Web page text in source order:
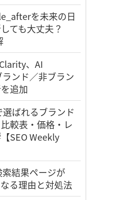
を未来の日
ても大丈夫？
、AI
ンド／非ブラン
追加
選ばれるブランド
較表・価格・レ
SEO Weekly
結果ページが
る理由と対処法